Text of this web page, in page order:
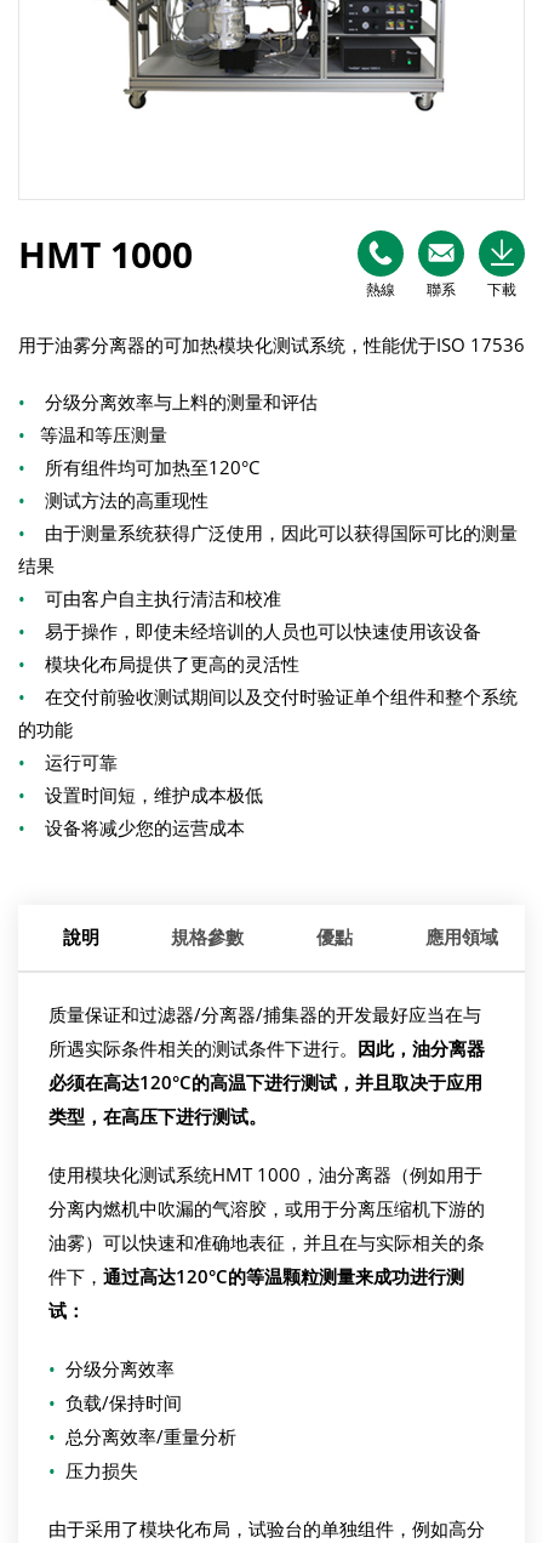
熱線 聯系 下載
HMT 1000
用于油雾分离器的可加热模块化测试系统，性能优于ISO 17536
• 分级分离效率与上料的测量和评估
• 等温和等压测量
• 所有组件均可加热至120°C
• 测试方法的高重现性
• 由于测量系统获得广泛使用，因此可以获得国际可比的测量
结果
• 可由客户自主执行清洁和校准
• 易于操作，即使未经培训的人员也可以快速使用该设备
• 模块化布局提供了更高的灵活性
• 在交付前验收测试期间以及交付时验证单个组件和整个系统
的功能
• 运行可靠
• 设置时间短，维护成本极低
• 设备将减少您的运营成本
說明 規格參數 優點 應用領域
质量保证和过滤器/分离器/捕集器的开发最好应当在与
所遇实际条件相关的测试条件下进行。 因此，油分离器
必须在高达120°C的高温下进行测试，并且取决于应用
类型，在高压下进行测试。
使用模块化测试系统HMT 1000，油分离器（例如用于
分离内燃机中吹漏的气溶胶，或用于分离压缩机下游的
油雾）可以快速和准确地表征，并且在与实际相关的条
件下， 通过高达120°C的等温颗粒测量来成功进行测
试：
• 分级分离效率
• 负载/保持时间
• 总分离效率/重量分析
• 压力损失
由于采用了模块化布局，试验台的单独组件，例如高分